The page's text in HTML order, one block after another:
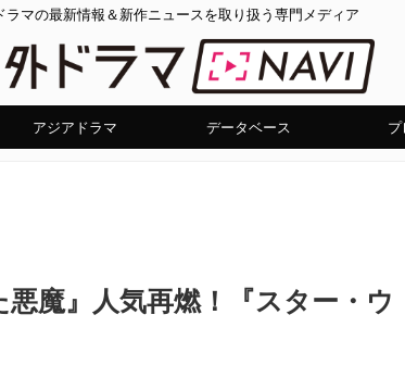
ラマの最新情報＆新作ニュースを取り扱う専門メディア
アジアドラマ データベース
魔』人気再燃！『スター・ウ